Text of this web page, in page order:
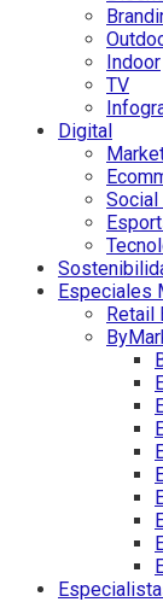
Indoor
TV
Digital
Especiales
Retail